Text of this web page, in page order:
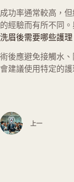
成功率通常較高，
的經驗而有所不同
洗眉後需要哪些護理
術後應避免接觸水
會建議使用特定的
上一